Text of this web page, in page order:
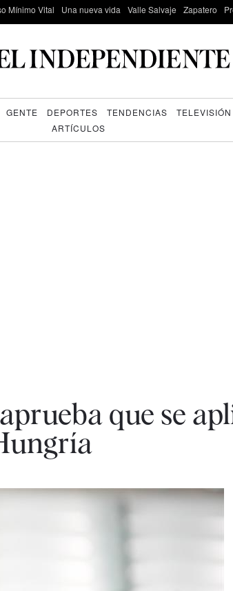
Mínimo Vital Una nueva vida Valle Salvaje Zapatero
GENTE DEPORTES TENDENCIAS
TELEVISIÓN
ARTÍCULOS
que se